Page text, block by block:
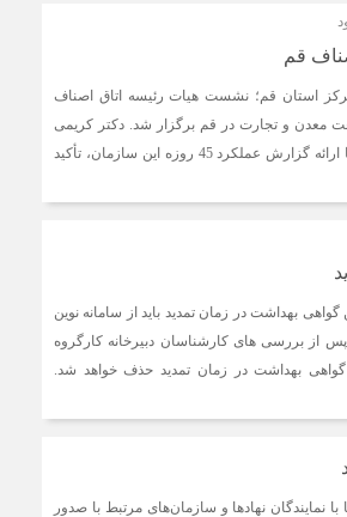
قم
استان قم؛ نشست هیات رئیسه اتاق اصناف
معدن و تجارت در قم برگزار شد. دکتر کریمی
سرپرست سازمان صمت استان قم در این نشست با ارائه گزارش عملکرد 45 روزه این سازمان، تأکید
بهداشت در زمان تمدید باید از سامانه نوین
از بررسی های کارشناسان دبیرخانه کارگروه
بهداشت در زمان تمدید حذف خواهد شد.
نهادها و سازمان‌های مرتبط با صدور